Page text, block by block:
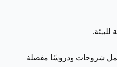
تشمل شروحات ودروسًا مفصلة